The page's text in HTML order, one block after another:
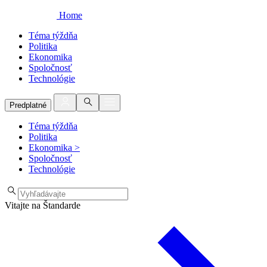
Home
Téma týždňa
Politika
Ekonomika
Spoločnosť
Technológie
Predplatné
Téma týždňa
Politika
Ekonomika >
Spoločnosť
Technológie
Vitajte na Štandarde